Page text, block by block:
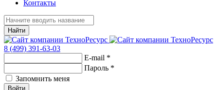
Контакты
Найти
8 (499) 391-63-03
E-mail *
Пароль *
Запомнить меня
Войти